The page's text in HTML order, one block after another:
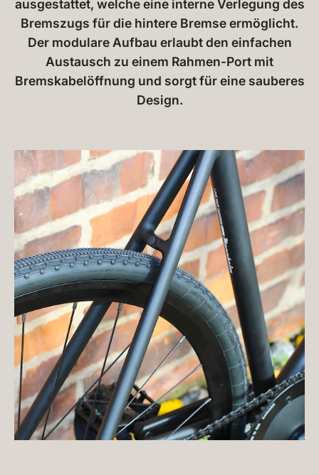
ausgestattet, welche eine interne Verlegung des
Bremszugs für die hintere Bremse ermöglicht.
Der modulare Aufbau erlaubt den einfachen
Austausch zu einem Rahmen-Port mit
Bremskabelöffnung und sorgt für eine sauberes
Design.